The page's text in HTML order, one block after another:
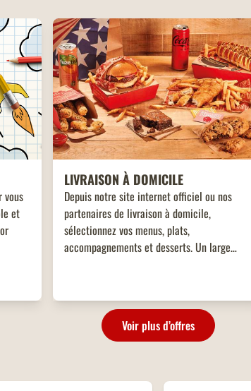
vous
et
LIVRAISON À DOMICILE
Depuis notre site internet officiel ou nos
partenaires de livraison à domicile,
sélectionnez vos menus, plats,
accompagnements et desserts. Un large
Voir plus d’offres